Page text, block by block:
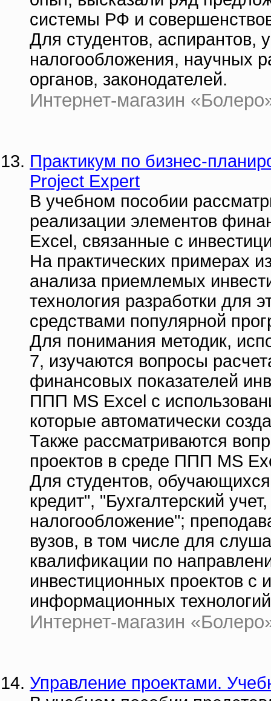
системы РФ и
Для студентов, аспирантов,
налогообложения, научных
органов, законодателей.
Интернет-магазин
Практикум по бизнес-
Project Expert
В учебном пособии
реализации элементов
Excel, связанные с
На практических примерах
анализа приемлемых
технология разработки для
средствами популярной
Для понимания методик,
7, изучаются вопросы
финансовых показателей
ППП MS Excel с
которые автоматически
Также рассматриваются
проектов в среде ППП MS
Для студентов,
кредит", "Бухгалтерский
налогообложение";
вузов, в том числе для
квалификации по
инвестиционных проектов с
информационных
Интернет-магазин
Управление проектами.